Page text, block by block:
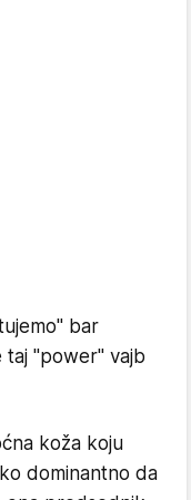
bar
taj "power" vajb
koža koju
dominantno da